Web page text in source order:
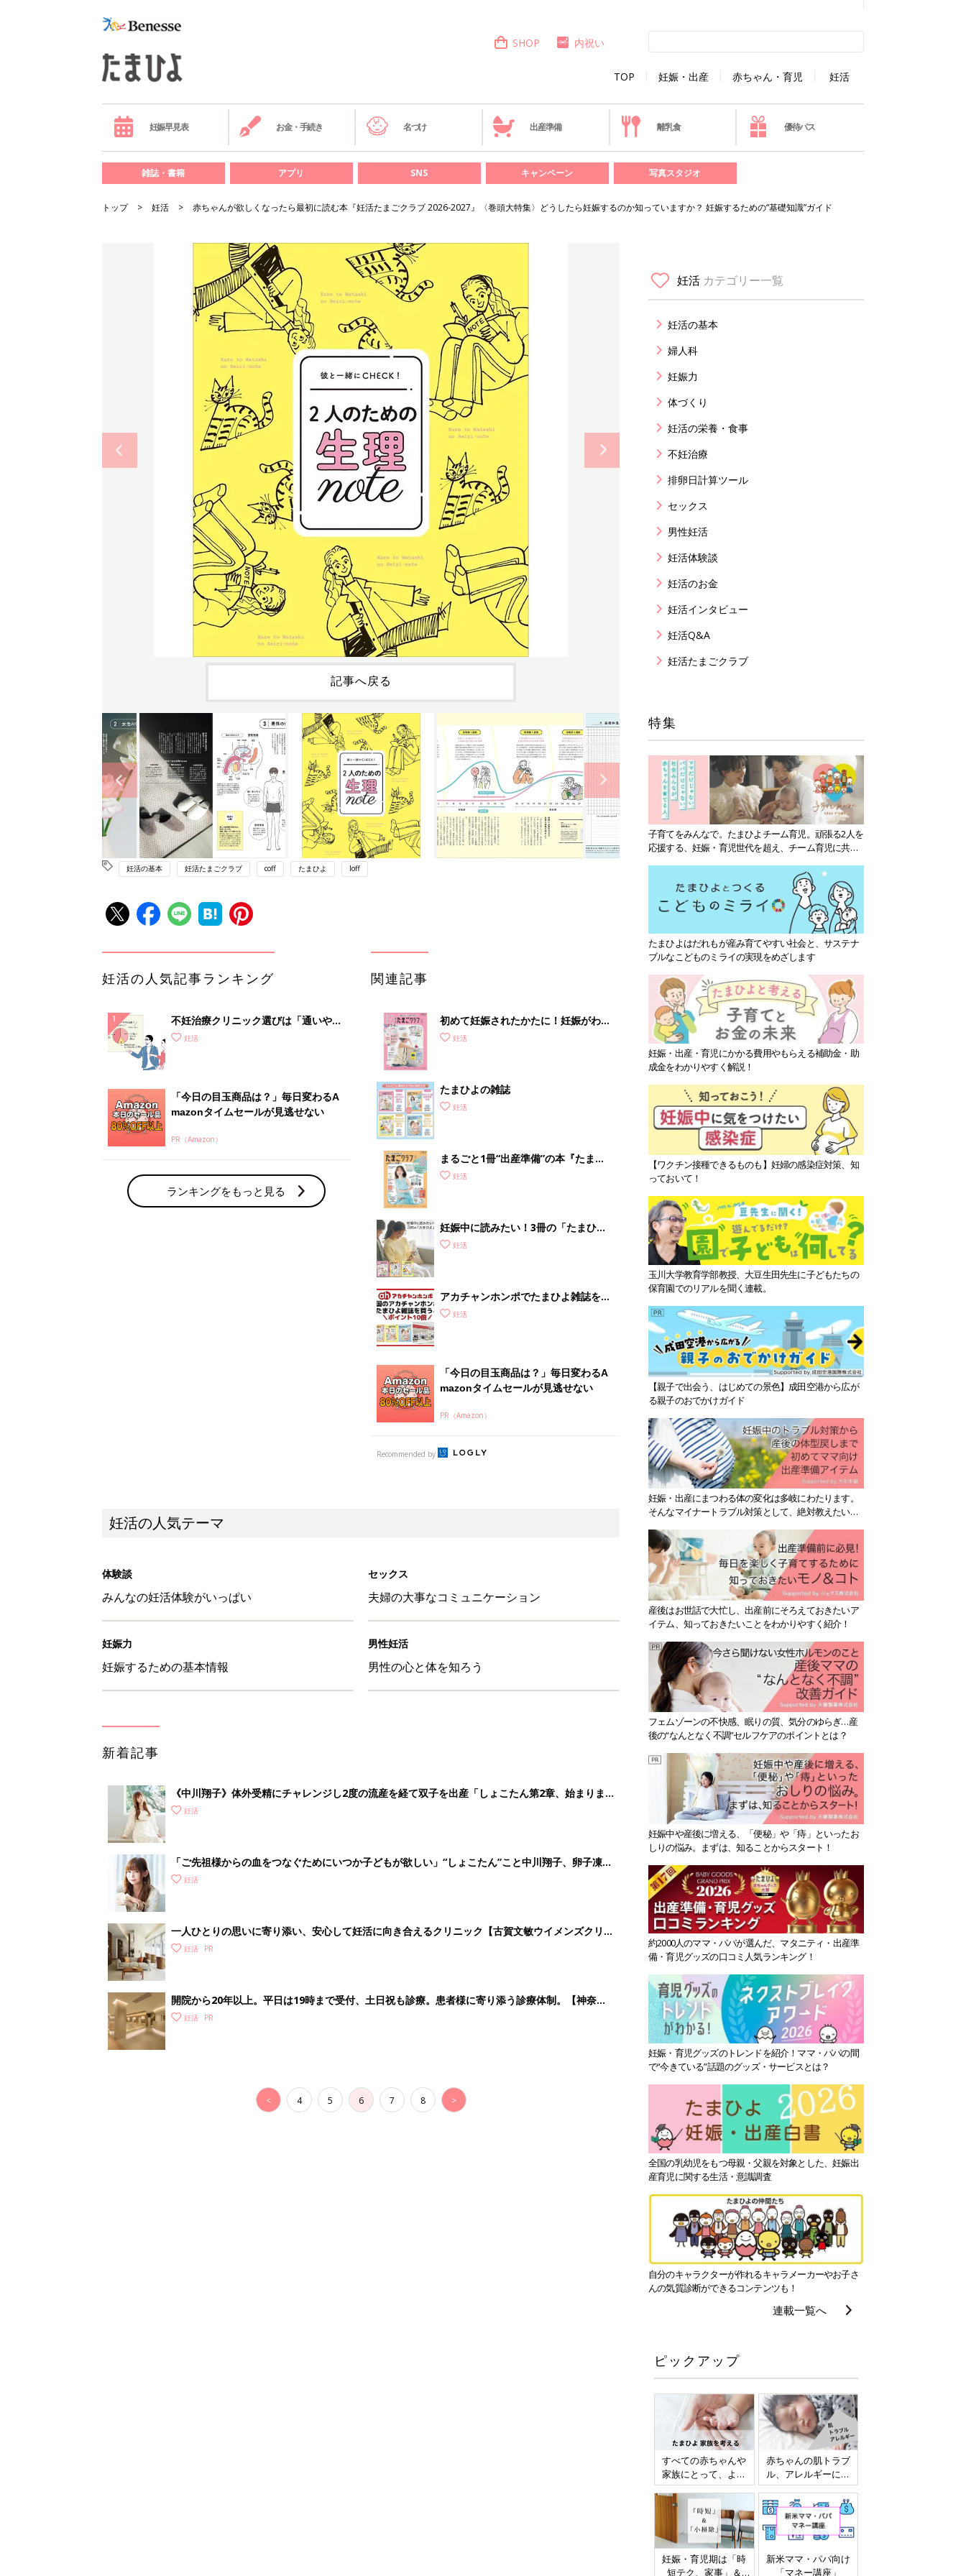
TOP 妊娠・出産 赤ちゃん・育児 妊活
SHOP 内祝い
妊娠早見表 お金・手続き 名づけ 出産準備 離乳食 優待パス
雑誌・書籍 アプリ SNS キャンペーン 写真スタジオ
トップ 妊活 赤ちゃんが欲しくなったら最初に読む本『妊活たまごクラブ 2026-2027』〈巻頭大特集〉どうしたら妊娠するのか知っていますか？ 妊娠するための“基礎知識”ガイド
記事へ戻る
妊活の基本 妊活たまごクラブ coff たまひよ loff
妊活の人気記事ランキング
不妊治療クリニック選びは「通いやす
さ」が大切！選び方、重要3カ条っ
妊活
「今日の目玉商品は？」毎日変わるA
mazonタイムセールが見逃せない
PR（Amazon）
ランキングをもっと見る
関連記事
初めて妊娠されたかたに！妊娠がわか
ったら最初に読む本『初めてのたまご
妊活
たまひよの雑誌
妊活
まるごと1冊“出産準備”の本『たまご
クラブ 夏号』〈スペシャル大特集〉
妊活
妊娠中に読みたい！3冊の「たまひ
よ」妊活
アカチャンホンポでたまひよ雑誌を買
うとポイント10倍【期間限定】
妊活
「今日の目玉商品は？」毎日変わるA
mazonタイムセールが見逃せない
PR（Amazon）
Recommended by
妊活の人気テーマ
体験談
みんなの妊活体験がいっぱい
セックス
夫婦の大事なコミュニケーション
妊娠力
妊娠するための基本情報
男性妊活
男性の心と体を知ろう
新着記事
《中川翔子》体外受精にチャレンジし2度の流産を経て双子を出産「しょこたん第2章、始まりま
した！」
妊活
「ご先祖様からの血をつなぐためにいつか子どもが欲しい」“しょこたん”こと中川翔子、卵子凍結
から2年後に不妊治療をスタート
妊活
一人ひとりの思いに寄り添い、安心して妊活に向き合えるクリニック【古賀文敏ウイメンズクリニ
ック】
妊活
開院から20年以上。平日は19時まで受付、土日祝も診療。患者様に寄り添う診療体制。【神奈川
レディースクリニック
妊活
< 4 5 6 7 8 >
妊活 カテゴリー一覧
妊活の基本
婦人科
妊娠力
体づくり
妊活の栄養・食事
不妊治療
排卵日計算ツール
セックス
男性妊活
妊活体験談
妊活のお金
妊活インタビュー
妊活Q&A
妊活たまごクラブ
特集
子育てをみんなで。たまひよチーム育児。頑張る2人を
応援する、妊娠・育児世代を超え、チーム育児に共感
たまひよはだれもが産み育てやすい社会と、サステナ
ブルなこどものミライの実現をめざします
妊娠・出産・育児にかかる費用やもらえる補助金・助
成金をわかりやすく解説！
【ワクチン接種できるものも】妊婦の感染症対策、知
っておいて！
玉川大学教育学部教授、大豆生田先生に子どもたちの
保育園でのリアルを聞く連載。
【親子で出会う、はじめての景色】成田空港から広が
る親子のおでかけガイド
妊娠・出産にまつわる体の変化は多岐にわたります。
そんなマイナートラブル対策として、絶対教えたい！
産後はお世話で大忙し、出産前にそろえておきたいア
イテム、知っておきたいことをわかりやすく紹介！
フェムゾーンの不快感、眠りの質、気分のゆらぎ…産
後の“なんとなく不調”セルフケアのポイントとは？
妊娠中や産後に増える、「便秘」や「痔」といったお
しりの悩み。まずは、知ることからスタート！
約2000人のママ・パパが選んだ、マタニティ・出産準
備・育児グッズの口コミ人気ランキング！
妊娠・育児グッズのトレンドを紹介！ママ・パパの間
で“今きている”話題のグッズ・サービスとは？
全国の乳幼児をもつ母親・父親を対象とした、妊娠出
産育児に関する生活・意識調査
自分のキャラクターが作れるキャラメーカーやお子さ
んの気質診断ができるコンテンツも！
連載一覧へ
ピックアップ
すべての赤ちゃんや
家族にとって、より
よい社会・環境とな
ることをめざしてさ
まざまな課題を取材
し、発信していきま
す
赤ちゃんの肌トラブ
ル、アレルギーにつ
いて
妊娠・育児期は「時
短テク、家事」＆
新米ママ・パパ向け
「マネー講座」